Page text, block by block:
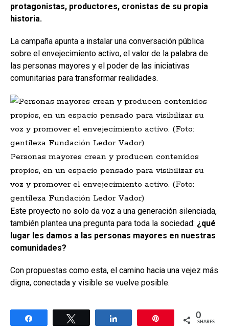
protagonistas, productores, cronistas de su propia
historia.
La campaña apunta a instalar una conversación pública
sobre el envejecimiento activo, el valor de la palabra de
las personas mayores y el poder de las iniciativas
comunitarias para transformar realidades.
Personas mayores crean y producen contenidos
propios, en un espacio pensado para visibilizar su
voz y promover el envejecimiento activo. (Foto:
gentileza Fundación Ledor Vador)
Este proyecto no solo da voz a una generación silenciada,
también plantea una pregunta para toda la sociedad: ¿qué
lugar les damos a las personas mayores en nuestras
comunidades?
Con propuestas como esta, el camino hacia una vejez más
digna, conectada y visible se vuelve posible.
0
SHARES